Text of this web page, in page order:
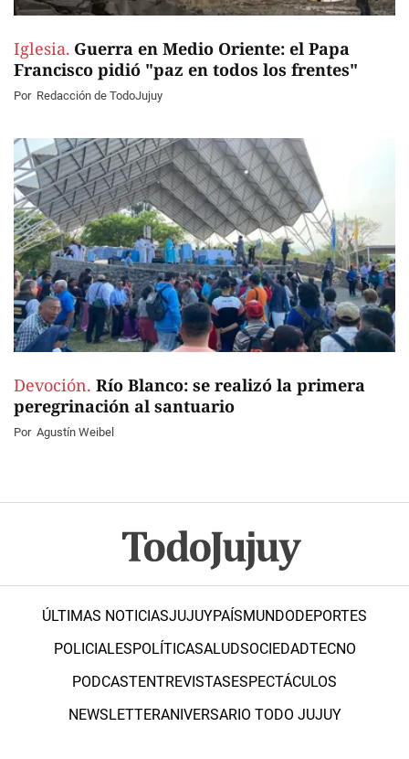
Iglesia. Guerra en Medio Oriente: el Papa
Francisco pidió "paz en todos los frentes"
Por Redacción de TodoJujuy
Devoción. Río Blanco: se realizó la primera
peregrinación al santuario
Por Agustín Weibel
ÚLTIMAS NOTICIASJUJUYPAÍSMUNDODEPORTES
POLICIALESPOLÍTICASALUDSOCIEDADTECNO
PODCASTENTREVISTASESPECTÁCULOS
NEWSLETTERANIVERSARIO TODO JUJUY